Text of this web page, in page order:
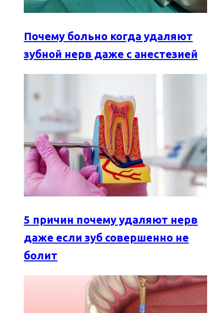
Почему больно когда удаляют
зубной нерв даже с анестезией
5 причин почему удаляют нерв
даже если зуб совершенно не
болит